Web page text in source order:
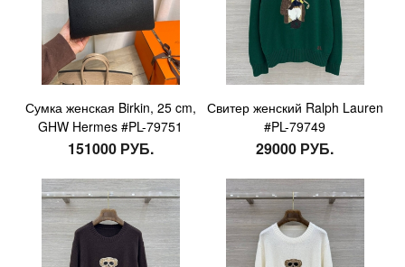
Сумка женская Birkin, 25 cm,
GHW Hermes #PL-79751
151000 РУБ.
Свитер женский Ralph Lauren
#PL-79749
29000 РУБ.